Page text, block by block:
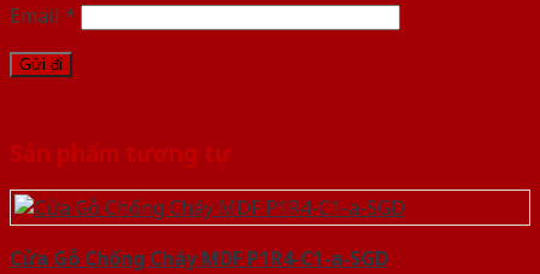
Email *
Sản phẩm tương tự
Cửa Gỗ Chống Cháy MDF P1R4-C1-a-SGD